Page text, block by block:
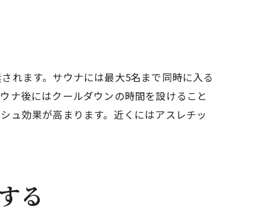
れます。サウナには最大5名まで同時に入る
ナ後にはクールダウンの時間を設けること
ュ効果が高まります。近くにはアスレチッ
る